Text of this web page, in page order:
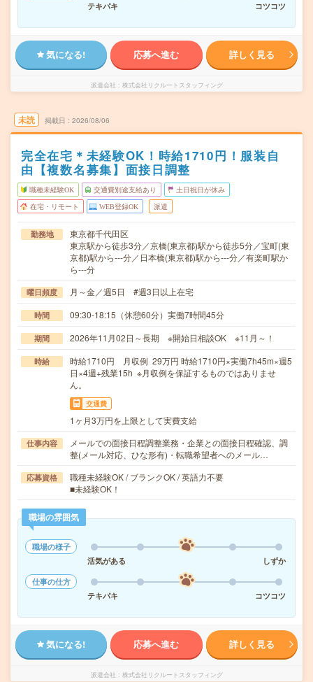
テキパキ
コツコツ
気になる! 応募へ進む 詳しく見る
派遣会社 株式会社リクルートスタッフィング
未読 掲載日 2026/08/06
完全在宅＊未経験OK！時給1710円！服装自
由【複数名募集】面接日調整
職種未経験OK 交通費別途支給あり 土日祝日が休み
在宅・リモート WEB登録OK 派遣
勤務地
東京都千代田区
東京駅から徒歩3分／京橋(東京都)駅から徒歩5分／宝町(東
京都)駅から---分／日本橋(東京都)駅から---分／有楽町駅か
ら---分
曜日頻度 月～金／週5日 #週3日以上在宅
時間 09:30-18:15（休憩60分）実働7時間45分
期間 2026年11月02日～長期 ※開始日相談OK ※11月～！
時給
時給1710円 月収例 29万円 時給1710円×実働7h45m×週5
日×4週+残業15h ※月収例を保証するものではありませ
ん。
交通費
1ヶ月3万円を上限として実費支給
仕事内容
メールでの面接日程調整業務・企業との面接日程確認、調
整(メール対応、ひな形有)・転職希望者へのメール…
応募資格
職種未経験OK / ブランクOK / 英語力不要
■未経験OK！
職場の雰囲気
職場の様子
活気がある
しずか
仕事の仕方
テキパキ
コツコツ
気になる! 応募へ進む 詳しく見る
派遣会社 株式会社リクルートスタッフィング